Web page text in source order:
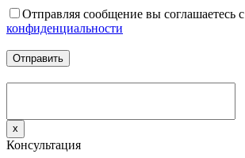
Отправляя сообщение вы соглашаетесь с
конфиденциальности
x
Консультация